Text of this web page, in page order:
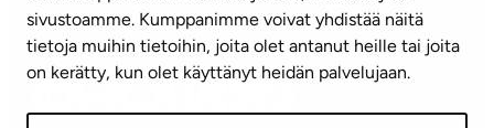
sivustoamme. Kumppanimme voivat yhdistää näitä
tietoja muihin tietoihin, joita olet antanut heille tai joita
on kerätty, kun olet käyttänyt heidän palvelujaan.
Nyhetsbrev (på finska)